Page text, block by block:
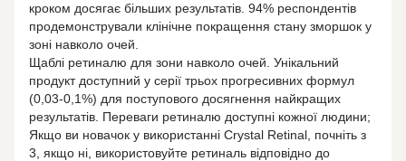
кроком досягає більших результатів. 94% респондентів
продемонстрували клінічне покращення стану зморшок у
зоні навколо очей.
Щаблі ретиналю для зони навколо очей. Унікальний
продукт доступний у серії трьох прогресивних формул
(0,03-0,1%) для поступового досягнення найкращих
результатів. Переваги ретиналю доступні кожної людини;
Якщо ви новачок у використанні Crystal Retinal, почніть з
3, якщо ні, використовуйте ретиналь відповідно до